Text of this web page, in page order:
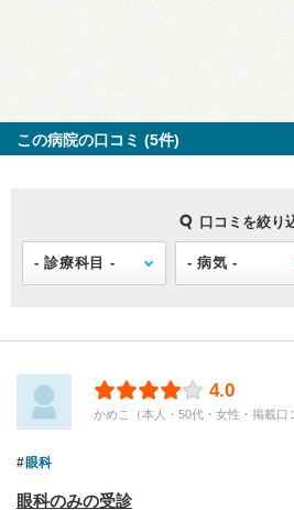
この病院の口コミ (5件)
口コミを絞り
4.0
かめこ（本人・50代・女性・掲載口
眼科
眼科のみの受診